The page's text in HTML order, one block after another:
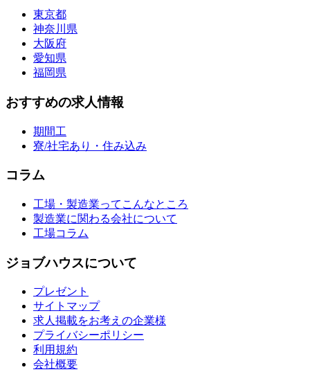
東京都
神奈川県
大阪府
愛知県
福岡県
おすすめの求人情報
期間工
寮/社宅あり・住み込み
コラム
工場・製造業ってこんなところ
製造業に関わる会社について
工場コラム
ジョブハウスについて
プレゼント
サイトマップ
求人掲載をお考えの企業様
プライバシーポリシー
利用規約
会社概要